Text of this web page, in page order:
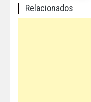
Relacionados